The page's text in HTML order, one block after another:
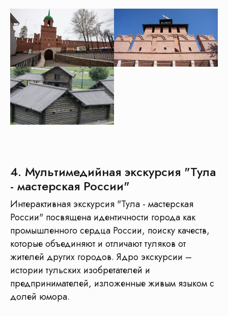
4. Мультимедийная экскурсия "Тула
- мастерская России"
Интерактивная экскурсия "Тула - мастерская
России" посвящена идентичности города как
промышленного сердца России, поиску качеств,
которые объединяют и отличают туляков от
жителей других городов. Ядро экскурсии –
истории тульских изобретателей и
предпринимателей, изложенные живым языком с
долей юмора.